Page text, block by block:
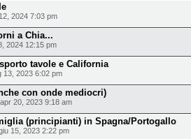
2024 7:03 pm
a Chia...
2024 12:15 pm
tavole e California
13, 2023 6:02 pm
con onde mediocri)
20, 2023 9:18 am
(principianti) in Spagna/Portogallo
15, 2023 2:22 pm